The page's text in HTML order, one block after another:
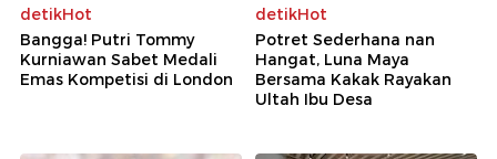
detikHot
Bangga! Putri Tommy
Kurniawan Sabet Medali
Emas Kompetisi di London
detikHot
Potret Sederhana nan
Hangat, Luna Maya
Bersama Kakak Rayakan
Ultah Ibu Desa